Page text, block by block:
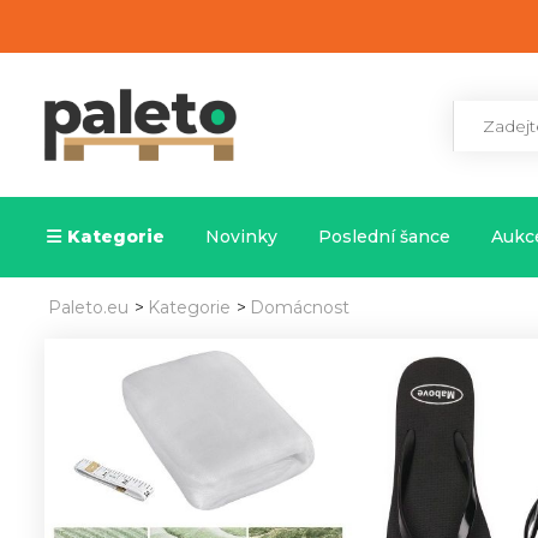
Kategorie Novinky Poslední šance
Paleto.eu > Kategorie > Domácnost